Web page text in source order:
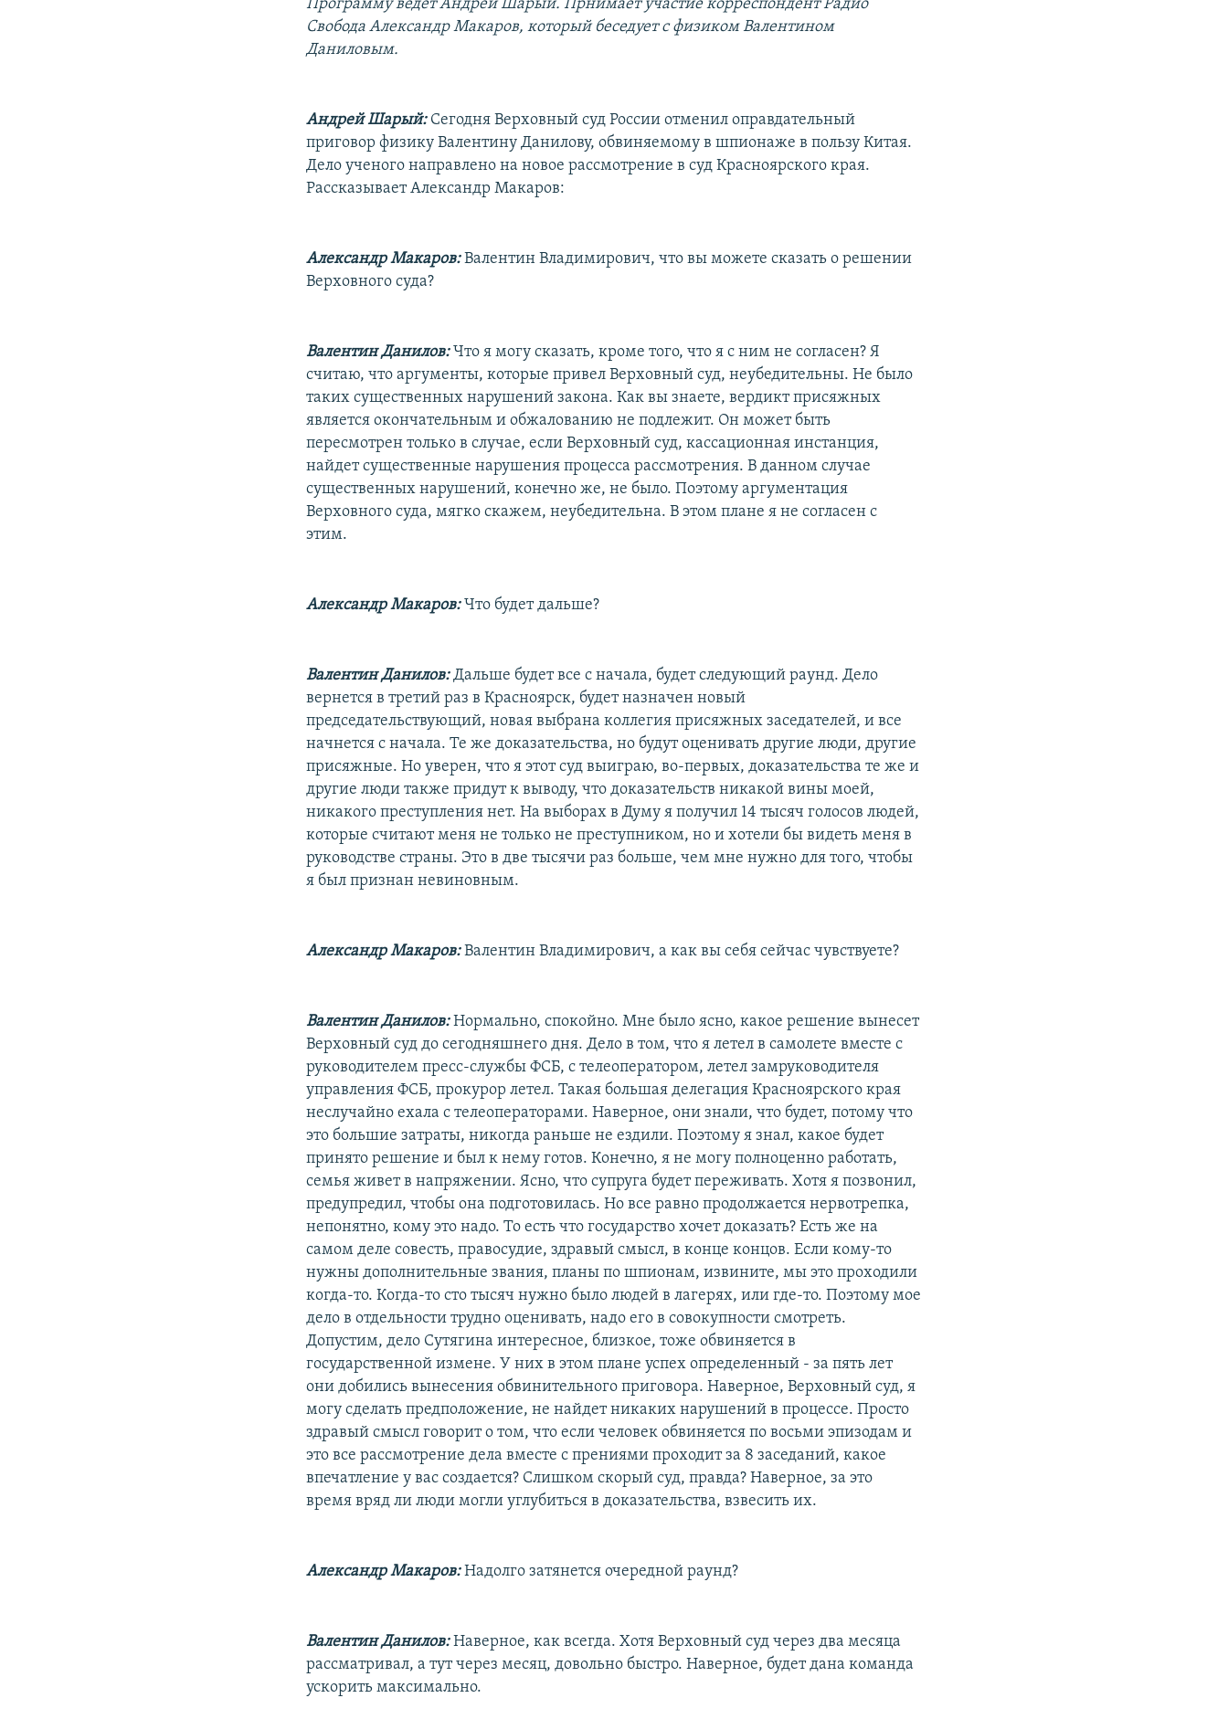
Программу ведет Андрей Шарый. Прнимает участие корреспондент Радио
Свобода Александр Макаров, который беседует с физиком Валентином
Даниловым.
Андрей Шарый:Сегодня Верховный суд России отменил оправдательный
приговор физику Валентину Данилову, обвиняемому в шпионаже в пользу Китая.
Дело ученого направлено на новое рассмотрение в суд Красноярского края.
Рассказывает Александр Макаров:
Александр Макаров:Валентин Владимирович, что вы можете сказать о решении
Верховного суда?
Валентин Данилов:Что я могу сказать, кроме того, что я с ним не согласен? Я
считаю, что аргументы, которые привел Верховный суд, неубедительны. Не было
таких существенных нарушений закона. Как вы знаете, вердикт присяжных
является окончательным и обжалованию не подлежит. Он может быть
пересмотрен только в случае, если Верховный суд, кассационная инстанция,
найдет существенные нарушения процесса рассмотрения. В данном случае
существенных нарушений, конечно же, не было. Поэтому аргументация
Верховного суда, мягко скажем, неубедительна. В этом плане я не согласен с
этим.
Александр Макаров:Что будет дальше?
Валентин Данилов:Дальше будет все с начала, будет следующий раунд. Дело
вернется в третий раз в Красноярск, будет назначен новый
председательствующий, новая выбрана коллегия присяжных заседателей, и все
начнется с начала. Те же доказательства, но будут оценивать другие люди, другие
присяжные. Но уверен, что я этот суд выиграю, во-первых, доказательства те же и
другие люди также придут к выводу, что доказательств никакой вины моей,
никакого преступления нет. На выборах в Думу я получил 14 тысяч голосов людей,
которые считают меня не только не преступником, но и хотели бы видеть меня в
руководстве страны. Это в две тысячи раз больше, чем мне нужно для того, чтобы
я был признан невиновным.
Александр Макаров:Валентин Владимирович, а как вы себя сейчас чувствуете?
Валентин Данилов:Нормально, спокойно. Мне было ясно, какое решение вынесет
Верховный суд до сегодняшнего дня. Дело в том, что я летел в самолете вместе с
руководителем пресс-службы ФСБ, с телеоператором, летел замруководителя
управления ФСБ, прокурор летел. Такая большая делегация Красноярского края
неслучайно ехала с телеоператорами. Наверное, они знали, что будет, потому что
это большие затраты, никогда раньше не ездили. Поэтому я знал, какое будет
принято решение и был к нему готов. Конечно, я не могу полноценно работать,
семья живет в напряжении. Ясно, что супруга будет переживать. Хотя я позвонил,
предупредил, чтобы она подготовилась. Но все равно продолжается нервотрепка,
непонятно, кому это надо. То есть что государство хочет доказать? Есть же на
самом деле совесть, правосудие, здравый смысл, в конце концов. Если кому-то
нужны дополнительные звания, планы по шпионам, извините, мы это проходили
когда-то. Когда-то сто тысяч нужно было людей в лагерях, или где-то. Поэтому мое
дело в отдельности трудно оценивать, надо его в совокупности смотреть.
Допустим, дело Сутягина интересное, близкое, тоже обвиняется в
государственной измене. У них в этом плане успех определенный - за пять лет
они добились вынесения обвинительного приговора. Наверное, Верховный суд, я
могу сделать предположение, не найдет никаких нарушений в процессе. Просто
здравый смысл говорит о том, что если человек обвиняется по восьми эпизодам и
это все рассмотрение дела вместе с прениями проходит за 8 заседаний, какое
впечатление у вас создается? Слишком скорый суд, правда? Наверное, за это
время вряд ли люди могли углубиться в доказательства, взвесить их.
Александр Макаров:Надолго затянется очередной раунд?
Валентин Данилов:Наверное, как всегда. Хотя Верховный суд через два месяца
рассматривал, а тут через месяц, довольно быстро. Наверное, будет дана команда
ускорить максимально.